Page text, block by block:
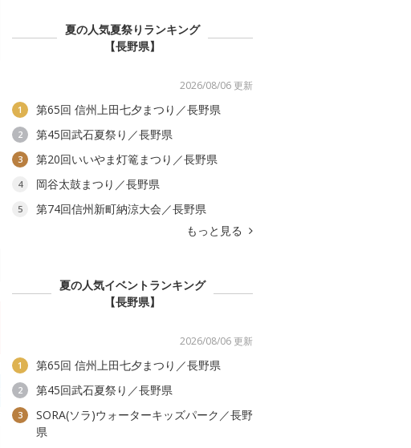
夏の人気夏祭りランキング
【長野県】
2026/08/06 更新
1 第65回 信州上田七夕まつり／長野県
2 第45回武石夏祭り／長野県
3 第20回いいやま灯篭まつり／長野県
4 岡谷太鼓まつり／長野県
5
第74回信州新町納涼大会／長野県
もっと見る
夏の人気イベントランキング
【長野県】
2026/08/06 更新
1 第65回 信州上田七夕まつり／長野県
2 第45回武石夏祭り／長野県
3
SORA(ソラ)ウォーターキッズパーク／長野
県